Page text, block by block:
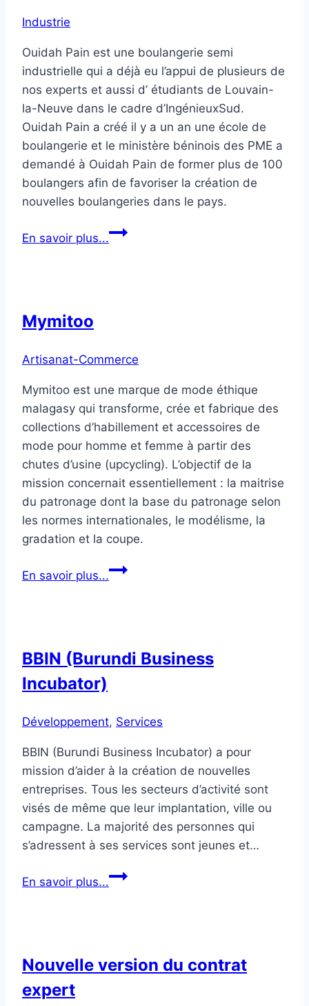
Industrie
Ouidah Pain est une boulangerie semi
industrielle qui a déjà eu l’appui de plusieurs de
nos experts et aussi d’ étudiants de Louvain-
la-Neuve dans le cadre d’IngénieuxSud.
Ouidah Pain a créé il y a un an une école de
boulangerie et le ministère béninois des PME a
demandé à Ouidah Pain de former plus de 100
boulangers afin de favoriser la création de
nouvelles boulangeries dans le pays.
En savoir plus...Ouidah
Mymitoo
Artisanat-Commerce
Mymitoo est une marque de mode éthique
malagasy qui transforme, crée et fabrique des
collections d’habillement et accessoires de
mode pour homme et femme à partir des
chutes d’usine (upcycling). L’objectif de la
mission concernait essentiellement : la maitrise
du patronage dont la base du patronage selon
les normes internationales, le modélisme, la
gradation et la coupe.
En savoir plus...Mymitoo
BBIN (Burundi Business
Incubator)
Développement, Services
BBIN (Burundi Business Incubator) a pour
mission d’aider à la création de nouvelles
entreprises. Tous les secteurs d’activité sont
visés de même que leur implantation, ville ou
campagne. La majorité des personnes qui
s’adressent à ses services sont jeunes et…
En savoir plus...BBIN
Nouvelle version du contrat
expert